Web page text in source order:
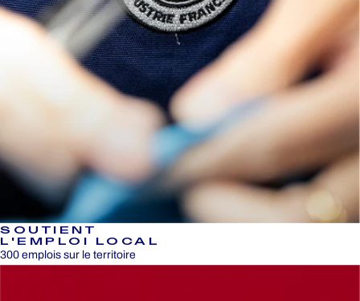
SOUTIENT
L'EMPLOI LOCAL
300 emplois sur le territoire